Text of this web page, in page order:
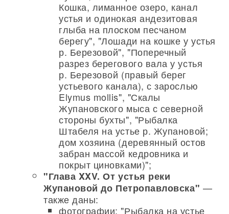
Кошка, лиманное озеро, канал
устья и одинокая андезитовая
глыба на плоском песчаном
берегу", "Лошади на кошке у устья
р. Березовой", "Поперечный
разрез берегового вала у устья
р. Березовой (правый берег
устьевого канала), с зарослью
Elymus mollis", "Скалы
Жупановского мыса с северной
стороны бухты", "Рыбалка
Штабеля на устье р. Жупановой;
дом хозяина (деревянный остов
забран массой кедровника и
покрыт циновками)";
"Глава XXV. От устья реки
Жупановой до Петропавловска" —
также даны:
фотографии: "Рыбалка на устье